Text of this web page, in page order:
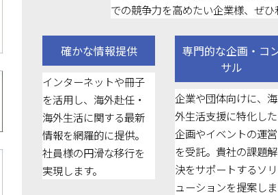
での競争力を高めたい企業様、ぜ
確かな情報提供
インターネットや冊子
を活用し、海外赴任・
海外生活に関する最新
情報を網羅的に提供。
社員様の円滑な移行を
実現します。
専門的な企画・コ
サル
企業や団体向けに、海
外生活支援に特化した
企画やイベントの運営
を受託。貴社の課題解
決をサポートするソリ
ューションを提案しま